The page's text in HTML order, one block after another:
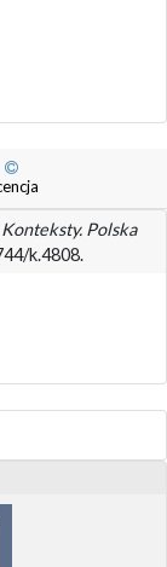
Konteksty. Polska
k.4808.